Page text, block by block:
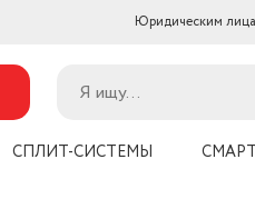
Юридическим
СПЛИТ-СИСТЕМЫ